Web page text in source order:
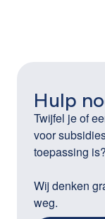
Hulp
Twijfel je of
voor
toepassing is?
Wij denken
weg.